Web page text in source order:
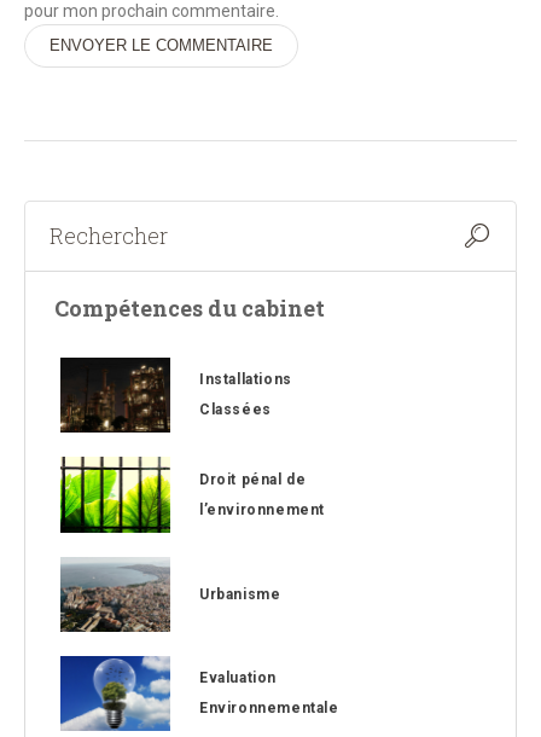
pour mon prochain commentaire.
Compétences du cabinet
Installations
Classées
Droit pénal de
l’environnement
Urbanisme
Evaluation
Environnementale